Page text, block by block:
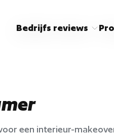
Bedrijfs reviews
een interieur-